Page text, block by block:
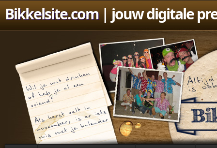
Bikkelsite.com| jouw digitale